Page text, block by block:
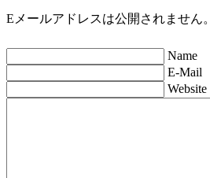
Eメールアドレスは公開されません。
Name
E-Mail
Website